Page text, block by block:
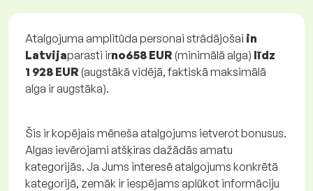
Atalgojuma amplitūda personai strādājošai in
Latvijaparasti irno658 EUR (minimālā alga) līdz
1 928 EUR (augstākā vidējā, faktiskā maksimālā
alga ir augstāka).
Šis ir kopējais mēneša atalgojums ietverot bonusus.
Algas ievērojami atšķiras dažādās amatu
kategorijās. Ja Jums interesē atalgojums konkrētā
kategorijā, zemāk ir iespējams aplūkot informāciju